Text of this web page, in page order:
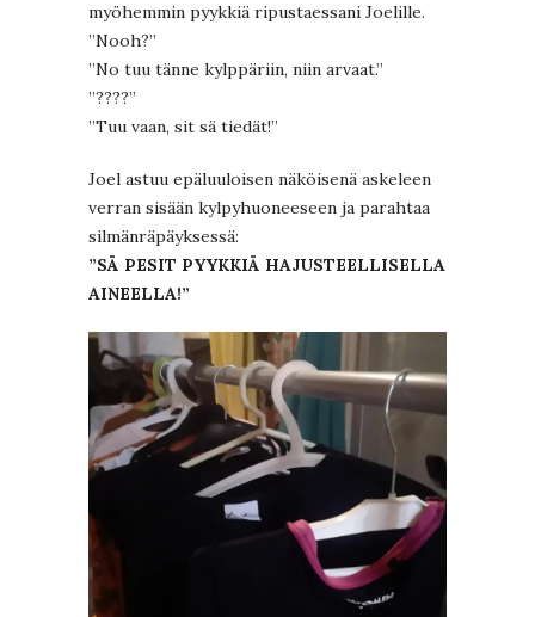
myöhemmin pyykkiä ripustaessani Joelille.
”Nooh?”
”No tuu tänne kylppäriin, niin arvaat.”
”????”
”Tuu vaan, sit sä tiedät!”
Joel astuu epäluuloisen näköisenä askeleen
verran sisään kylpyhuoneeseen ja parahtaa
silmänräpäyksessä:
”SÄ PESIT PYYKKIÄ HAJUSTEELLISELLA
AINEELLA!”